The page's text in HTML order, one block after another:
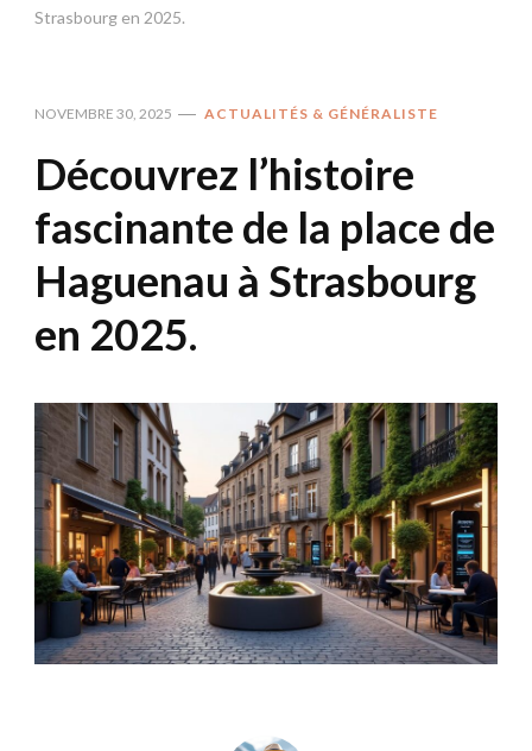
Strasbourg en 2025.
NOVEMBRE 30, 2025 ACTUALITÉS & GÉNÉRALISTE
Découvrez l’histoire
fascinante de la place de
Haguenau à Strasbourg
en 2025.